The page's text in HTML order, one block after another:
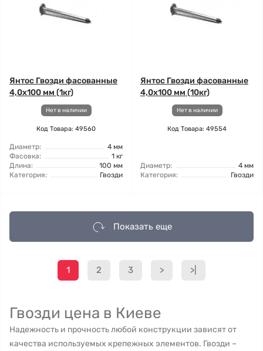
Янтос Гвозди фасованные
4,0x100 мм (1кг)
Нет в наличии
Код Товара: 49560
Диаметр:
4 мм
Фасовка:
1 кг
Длина:
100 мм
Категория:
Гвозди
Янтос Гвозди фасованные
4,0x100 мм (10кг)
Нет в наличии
Код Товара: 49554
Диаметр:
4 мм
Категория:
Гвозди
Показать еще
1 2 3 > >|
Гвозди цена в Киеве
Надежность и прочность любой конструкции зависят от
качества используемых крепежных элементов. Гвозди –